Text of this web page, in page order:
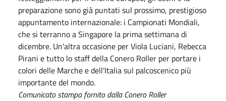
preparazione sono già puntati sul prossimo, prestigioso
appuntamento internazionale: i Campionati Mondiali,
che si terranno a Singapore la prima settimana di
dicembre. Un'altra occasione per Viola Luciani, Rebecca
Pirani e tutto lo staff della Conero Roller per portare i
colori delle Marche e dell'Italia sul palcoscenico più
importante del mondo.
Comunicato stampa fornito dalla Conero Roller